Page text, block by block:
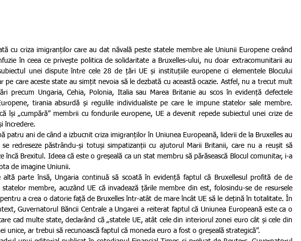
în ceea ce privește politica de solidaritate a Bruxelles-ului, nu doar extracomunitarii au
unei dispute între cele 28 de țări UE și instituțiile europene ci elementele Blocului
pe care aceste state au simțit nevoia să le dezbată cu această ocazie. Astfel, nu a trecut mult
precum Ungaria, Cehia, Polonia, Italia sau Marea Britanie au scos în evidență defectele
tirania absurdă și regulile individualiste pe care le impune statelor sale membre.
își „cumpără” membrii cu fondurile europene, UE a devenit repede subiectul unei crize de
încredere.
se redreseze păstrându-și totuși simpatizanții cu ajutorul Marii Britanii, care nu a reușit să
încă Brexitul. Ideea că este o greșeală ca un stat membru să părăsească Blocul comunitar, i-a
de imagine Uniunii.
statelor membre, acuzând UE că invadează țările membre din est, folosindu-se de resursele
a crea o datorie față de Bruxelles într-atât de mare încât UE să le dețină în totalitate. În
Guvernatorul Băncii Centrale a Ungarei a reiterat faptul că Uniunea Europeană este ca o
cad multe state, declarând că „statele UE, atât cele din interiorul zonei euro cât și cele din
unice, ar trebui să recunoască faptul că moneda euro a fost o greșeală strategică”.